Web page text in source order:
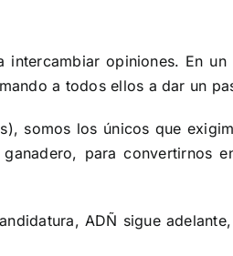
opiniones. En
a todos ellos a dar un
somos los únicos que
para convertirnos
ADÑ sigue